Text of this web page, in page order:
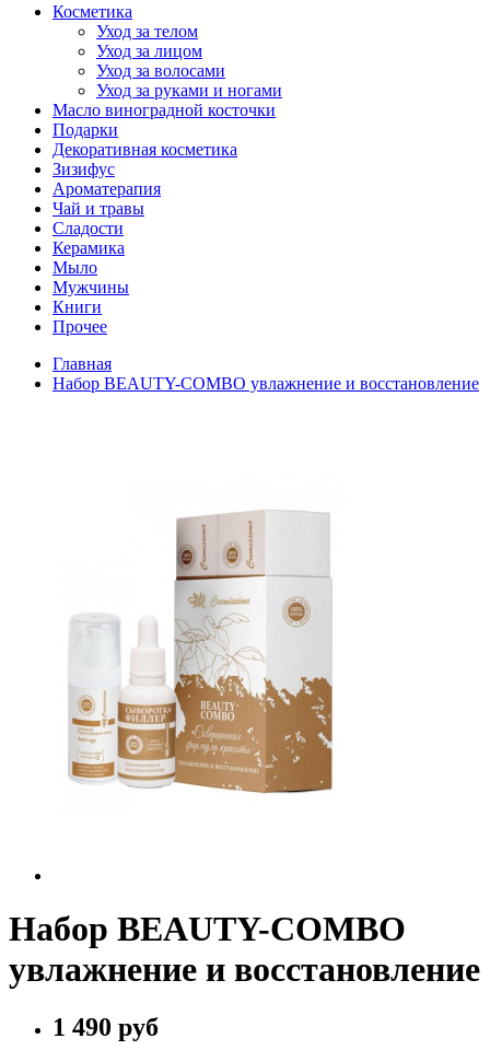
Косметика
Уход за телом
Уход за лицом
Уход за волосами
Уход за руками и ногами
Масло виноградной косточки
Подарки
Декоративная косметика
Зизифус
Ароматерапия
Чай и травы
Сладости
Керамика
Мыло
Мужчины
Книги
Прочее
Главная
Набор BEAUTY-COMBO увлажнение и восстановление
Набор BEAUTY-COMBO
увлажнение и восстановление
1 490 руб